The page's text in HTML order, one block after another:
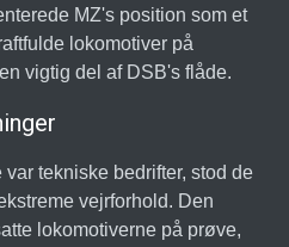
MZ's position som et
lokomotiver på
vigtig del af DSB's flåde.
tekniske bedrifter, stod de
vejrforhold. Den
lokomotiverne på prøve,